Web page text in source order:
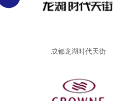
成都龙湖时代天街